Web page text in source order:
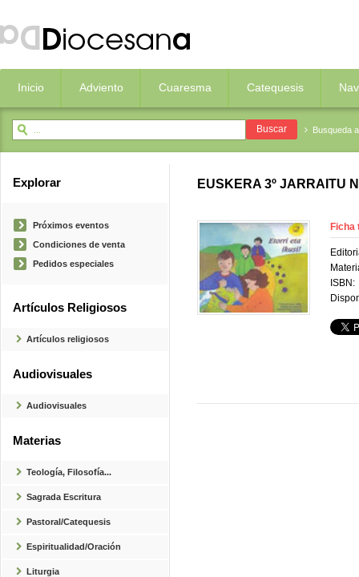
Inicio Adviento Cuaresma Catequesis
Busqueda
Explorar
Próximos eventos
Condiciones de venta
Pedidos especiales
Artículos Religiosos
Artículos religiosos
Audiovisuales
Audiovisuales
Materias
Teología, Filosofía...
Sagrada Escritura
Pastoral/Catequesis
Espiritualidad/Oración
Liturgia
EUSKERA 3º JARRAITU
Ficha
ISBN: